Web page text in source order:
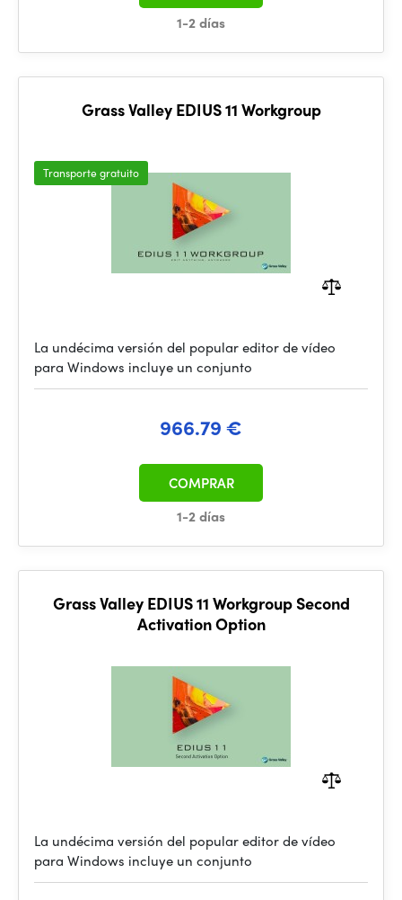
1-2 días
Grass Valley EDIUS 11 Workgroup
Transporte gratuito
La undécima versión del popular editor de vídeo
para Windows incluye un conjunto
966.79 €
1-2 días
COMPRAR
Grass Valley EDIUS 11 Workgroup Second
Activation Option
La undécima versión del popular editor de vídeo
para Windows incluye un conjunto